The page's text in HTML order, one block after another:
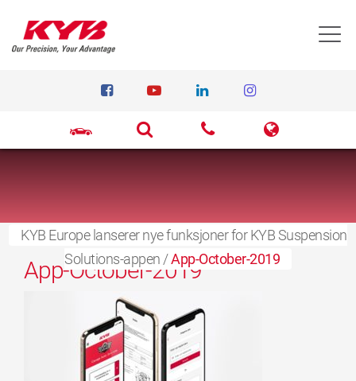
KYB Europe lanserer nye funksjoner for KYB Suspension
Solutions-appen /App-October-2019
15. september 2021
App-October-2019